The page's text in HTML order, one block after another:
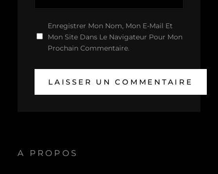
Enregistrer Mon Nom, Mon E-Mail Et
Mon Site Dans Le Navigateur Pour Mon
Prochain Commentaire.
A PROPOS